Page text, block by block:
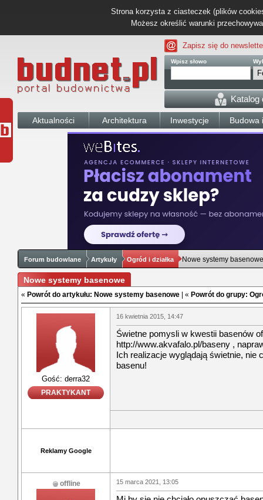
Strona korzysta z ciasteczek (plików
Możesz określić warunki
Zapisz się do
Wpisz słowo
Katalog
Aktualności Architektura Inwestycje Budowa
Forum budowlane Artykuły Ogród i działka Nowe systemy basenowe
Nowe systemy basenowe
« Powrót do artykułu: Nowe systemy basenowe | « Powrót do grupy:
Gość: derra32
PRAKTYKANT
16 kwietnia 2015, 14:47
Świetne pomysli w kwestii basenów
http://www.akvafalo.pl/baseny ,
Ich realizacje wyglądają świetnie, nie
basenu!
Reklamy Google
offline 15 marca 2021, 13:05